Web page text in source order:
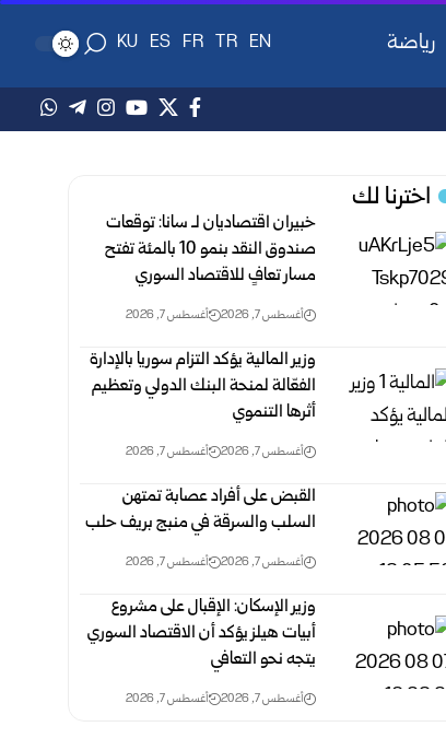
رياضة EN
TR
FR
ES
KU
اخترنا لك
خبيران اقتصاديان لـ سانا: توقعات
صندوق النقد بنمو 10 بالمئة تفتح
مسار تعافٍ للاقتصاد السوري
أغسطس 7, 2026 أغسطس 7, 2026
وزير المالية يؤكد التزام سوريا بالإدارة
الفعّالة لمنحة البنك الدولي وتعظيم
أثرها التنموي
أغسطس 7, 2026 أغسطس 7, 2026
القبض على أفراد عصابة تمتهن
السلب والسرقة في منبج بريف حلب
أغسطس 7, 2026 أغسطس 7, 2026
وزير الإسكان: الإقبال على مشروع
أبيات هيلز يؤكد أن الاقتصاد السوري
يتجه نحو التعافي
أغسطس 7, 2026 أغسطس 7, 2026